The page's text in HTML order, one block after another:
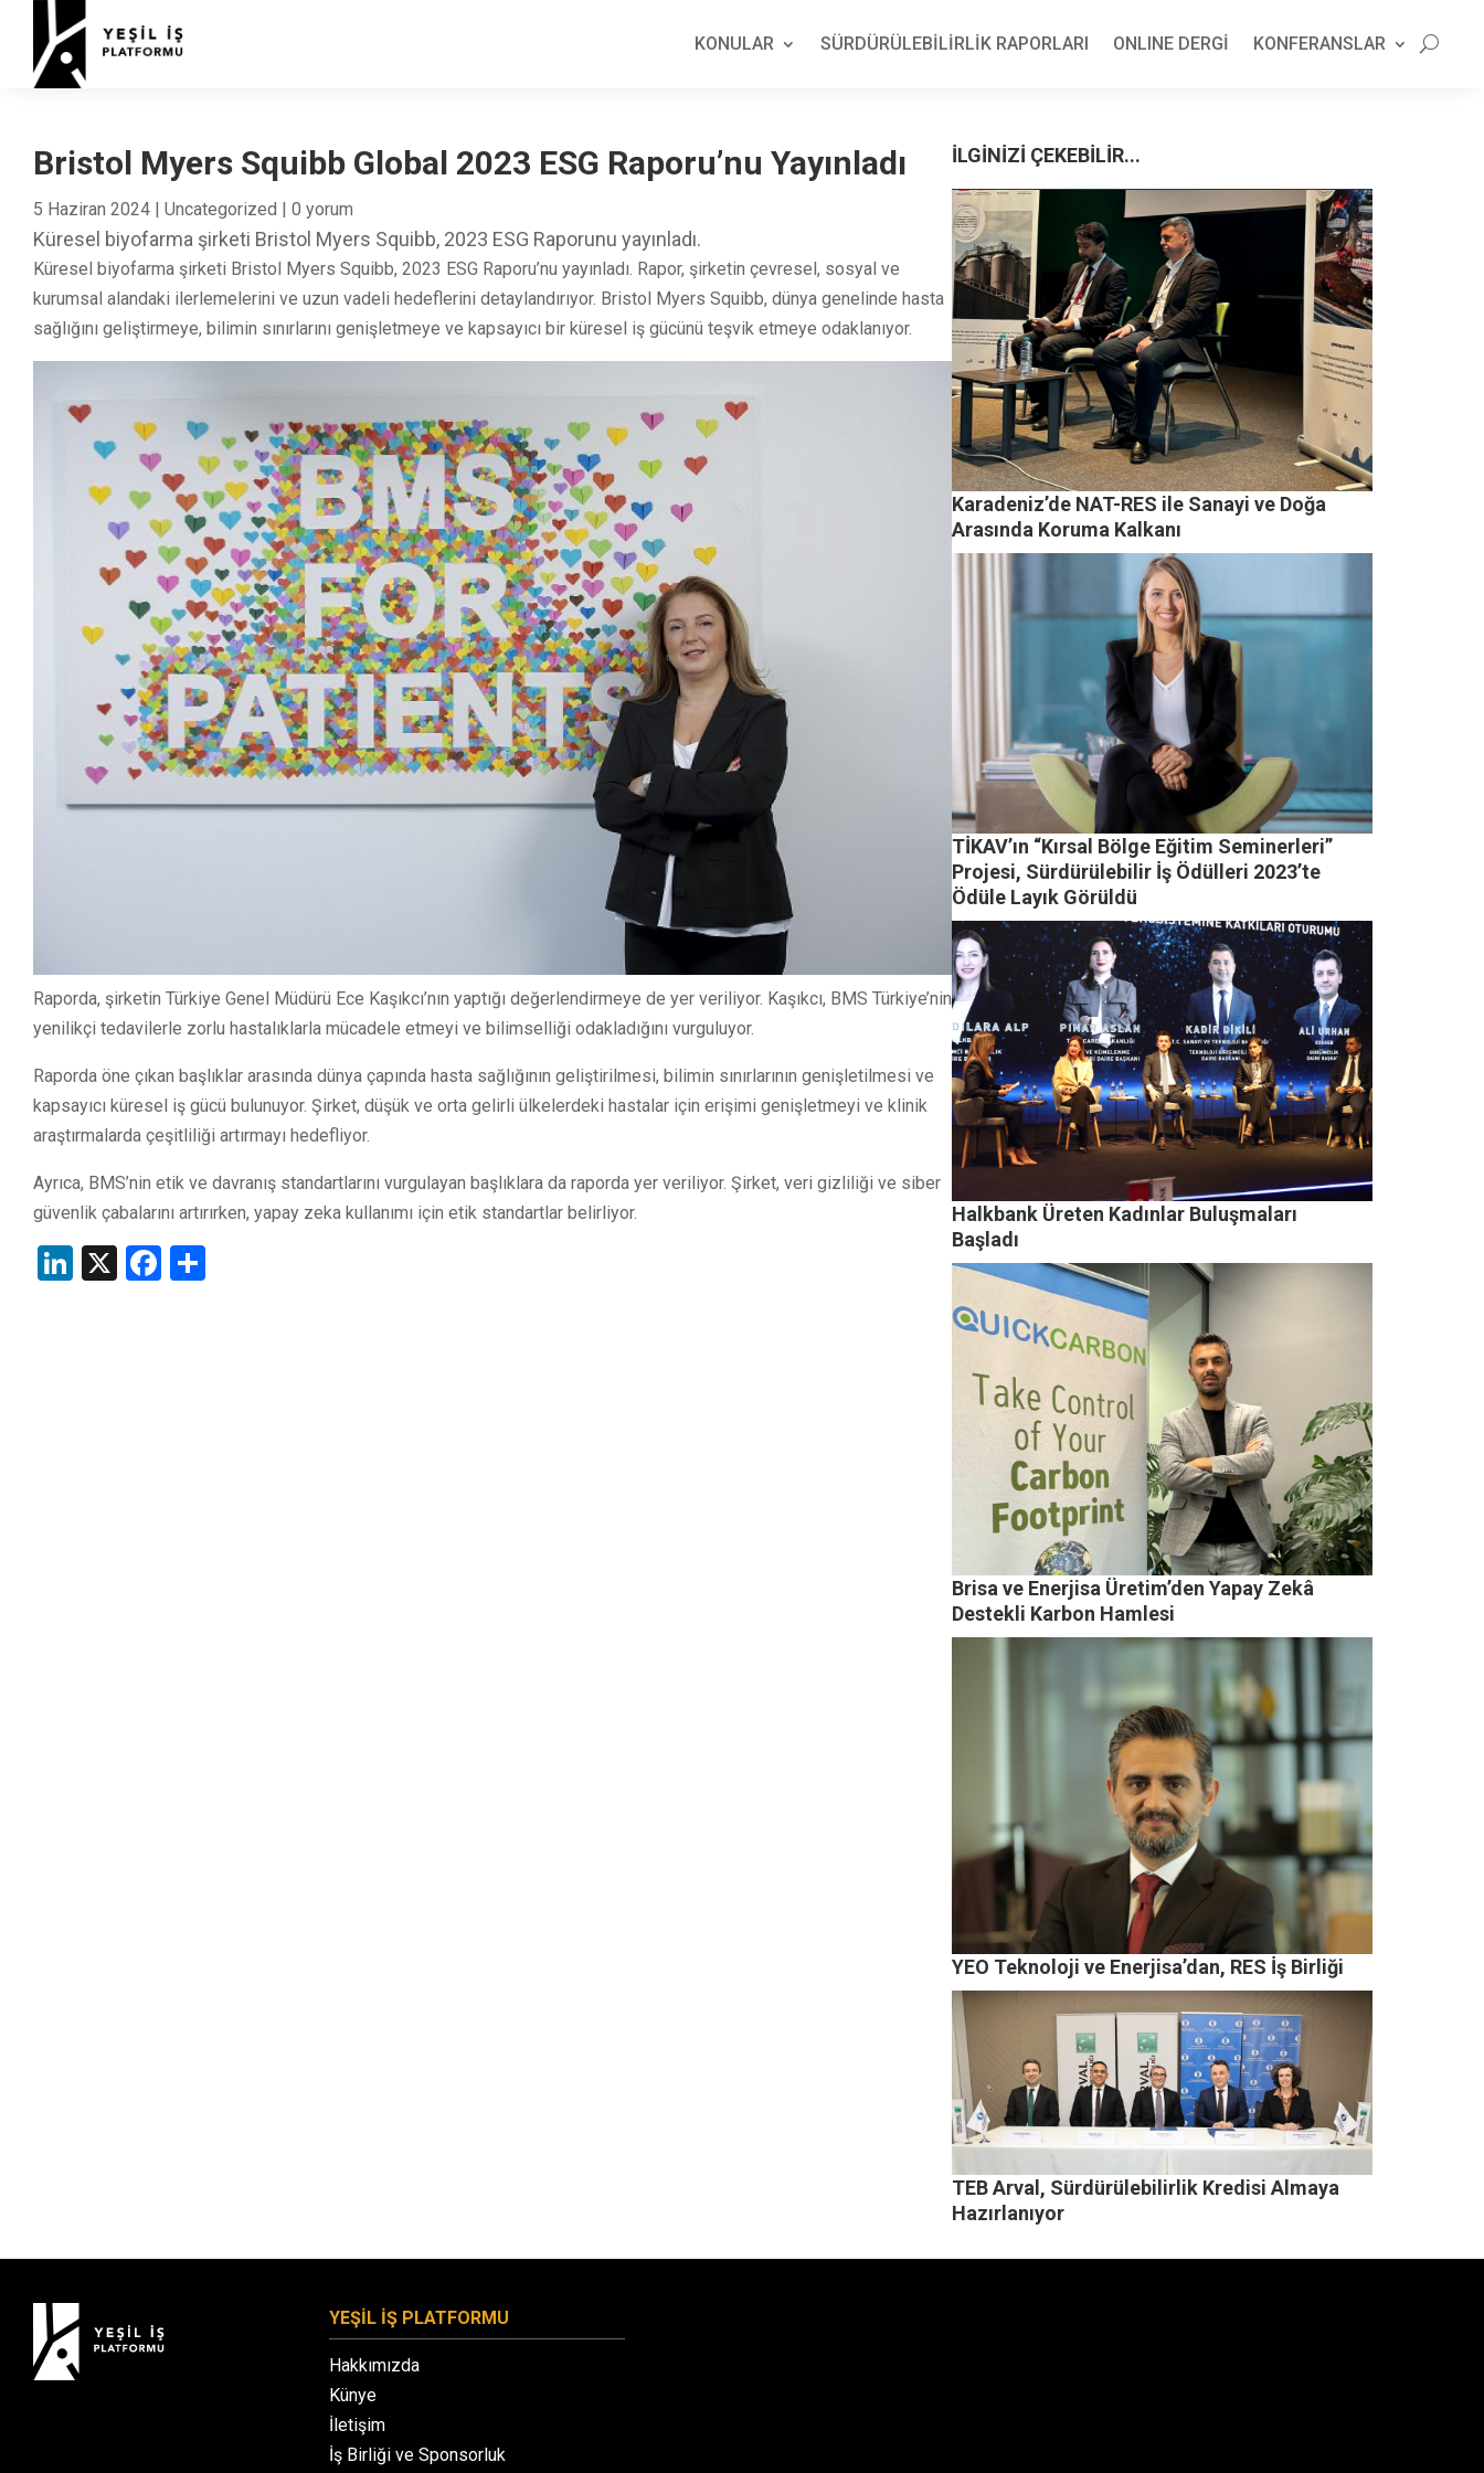
KONULAR SÜRDÜRÜLEBİLİRLİK RAPORLARI ONLINE DERGİ KONFERANSLAR
Bristol Myers Squibb Global 2023 ESG Raporu’nu Yayınladı
5 Haziran 2024 | Uncategorized | 0 yorum
Küresel biyofarma şirketi Bristol Myers Squibb, 2023 ESG Raporunu yayınladı.
Küresel biyofarma şirketi Bristol Myers Squibb, 2023 ESG Raporu’nu yayınladı. Rapor, şirketin çevresel, sosyal ve
kurumsal alandaki ilerlemelerini ve uzun vadeli hedeflerini detaylandırıyor. Bristol Myers Squibb, dünya genelinde hasta
sağlığını geliştirmeye, bilimin sınırlarını genişletmeye ve kapsayıcı bir küresel iş gücünü teşvik etmeye odaklanıyor.
Raporda, şirketin Türkiye Genel Müdürü Ece Kaşıkcı’nın yaptığı değerlendirmeye de yer veriliyor. Kaşıkcı, BMS Türkiye’nin
yenilikçi tedavilerle zorlu hastalıklarla mücadele etmeyi ve bilimselliği odakladığını vurguluyor.
Raporda öne çıkan başlıklar arasında dünya çapında hasta sağlığının geliştirilmesi, bilimin sınırlarının genişletilmesi ve
kapsayıcı küresel iş gücü bulunuyor. Şirket, düşük ve orta gelirli ülkelerdeki hastalar için erişimi genişletmeyi ve klinik
araştırmalarda çeşitliliği artırmayı hedefliyor.
Ayrıca, BMS’nin etik ve davranış standartlarını vurgulayan başlıklara da raporda yer veriliyor. Şirket, veri gizliliği ve siber
güvenlik çabalarını artırırken, yapay zeka kullanımı için etik standartlar belirliyor.
LinkedIn
X Facebook
İLGİNİZİ ÇEKEBİLİR...
Karadeniz’de NAT-RES ile Sanayi ve Doğa
Arasında Koruma Kalkanı
TİKAV’ın “Kırsal Bölge Eğitim Seminerleri”
Projesi, Sürdürülebilir İş Ödülleri 2023’te
Ödüle Layık Görüldü
Halkbank Üreten Kadınlar Buluşmaları
Başladı
Brisa ve Enerjisa Üretim’den Yapay Zekâ
Destekli Karbon Hamlesi
YEO Teknoloji ve Enerjisa’dan, RES İş Birliği
TEB Arval, Sürdürülebilirlik Kredisi Almaya
Hazırlanıyor
YEŞİL İŞ PLATFORMU
Hakkımızda
Künye
İletişim
İş Birliği ve Sponsorluk